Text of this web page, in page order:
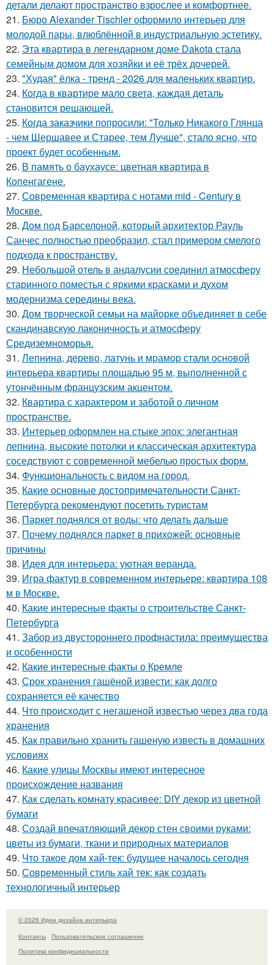
детали делают пространство взрослее и комфортнее.
21. Бюро Alexander Tischler оформило интерьер для
молодой пары, влюблённой в индустриальную эстетику.
22. Эта квартира в легендарном доме Dakota стала
семейным домом для хозяйки и её трёх дочерей.
23. "Худая" ёлка - тренд - 2026 для маленьких квартир.
24. Когда в квартире мало света, каждая деталь
становится решающей.
25. Когда заказчики попросили: "Только Никакого Глянца
- чем Шершавее и Старее, тем Лучше", стало ясно, что
проект будет особенным.
26. В память о баухаусе: цветная квартира в
Копенгагене.
27. Современная квартира с нотами mid - Century в
Москве.
28. Дом под Барселоной, который архитектор Рауль
Санчес полностью преобразил, стал примером смелого
подхода к пространству.
29. Небольшой отель в андалусии соединил атмосферу
старинного поместья с яркими красками и духом
модернизма середины века.
30. Дом творческой семьи на майорке объединяет в себе
скандинавскую лаконичность и атмосферу
Средиземноморья.
31. Лепнина, дерево, латунь и мрамор стали основой
интерьера квартиры площадью 95 м, выполненной с
утончённым французским акцентом.
32. Квартира с характером и заботой о личном
пространстве.
33. Интерьер оформлен на стыке эпох: элегантная
лепнина, высокие потолки и классическая архитектура
соседствуют с современной мебелью простых форм.
34. Функциональность с видом на город.
35. Какие основные достопримечательности Санкт-
Петербурга рекомендуют посетить туристам
36. Паркет поднялся от воды: что делать дальше
37. Почему поднялся паркет в прихожей: основные
причины
38. Идея для интерьера: уютная веранда.
39. Игра фактур в современном интерьере: квартира 108
м в Москве.
40. Какие интересные факты о строительстве Санкт-
Петербурга
41. Забор из двустороннего профнастила: преимущества
и особенности
42. Какие интересные факты о Кремле
43. Срок хранения гашёной извести: как долго
сохраняется её качество
44. Что происходит с негашеной известью через два года
хранения
45. Как правильно хранить гашеную известь в домашних
условиях
46. Какие улицы Москвы имеют интересное
происхождение названия
47. Как сделать комнату красивее: DIY декор из цветной
бумаги
48. Создай впечатляющий декор стен своими руками:
цветы из бумаги, ткани и природных материалов
49. Что такое дом хай-тек: будущее началось сегодня
50. Современный стиль хай тек: как создать
технологичный интерьер
© 2026 Идеи дизайна интерьера
Контакты
Пользовательское соглашение
Политика конфидециальности